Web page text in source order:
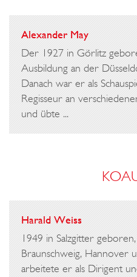
Alexander May
Der 1927 in Görlitz
Ausbildung an der
Danach war er als
Regisseur an
und übte ...
Harald Weiss
1949 in Salzgitter
Braunschweig, Hannover
arbeitete er als Dirigent